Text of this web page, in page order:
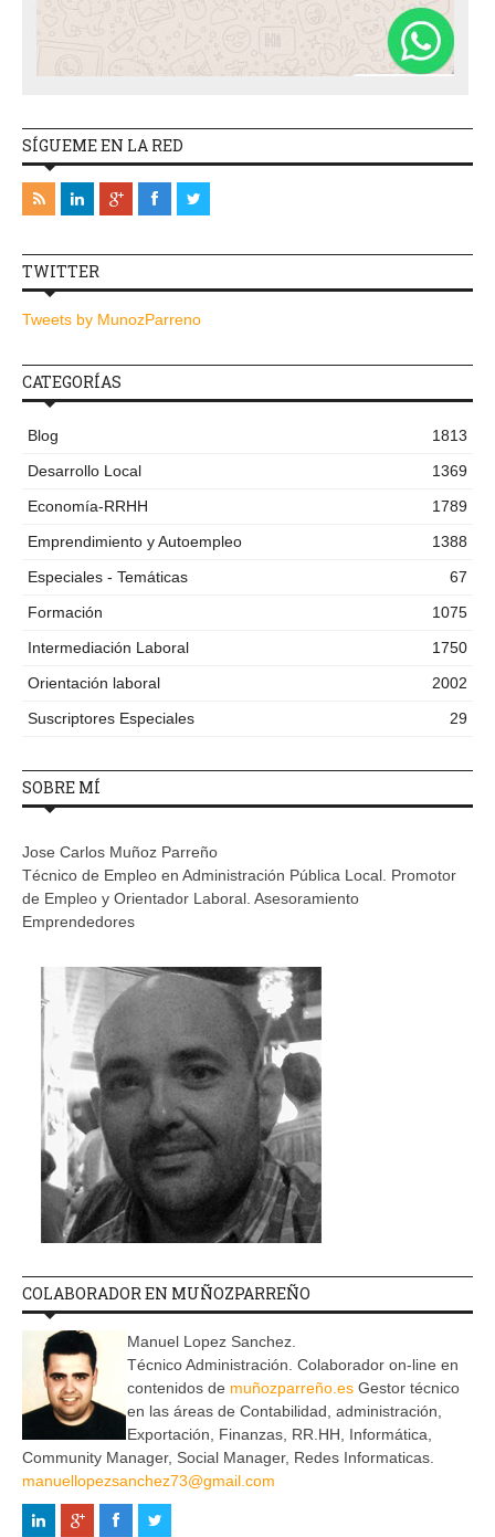
SÍGUEME EN LA RED
TWITTER
Tweets by MunozParreno
CATEGORÍAS
Blog
1813
Desarrollo Local
1369
Economía-RRHH
1789
Emprendimiento y Autoempleo
1388
Especiales - Temáticas
67
Formación
1075
Intermediación Laboral
1750
Orientación laboral
2002
Suscriptores Especiales
29
SOBRE MÍ
Jose Carlos Muñoz Parreño
Técnico de Empleo en Administración Pública Local. Promotor
de Empleo y Orientador Laboral. Asesoramiento
Emprendedores
COLABORADOR EN MUÑOZPARREÑO
Manuel Lopez Sanchez.
Técnico Administración. Colaborador on-line en
contenidos de muñozparreño.es Gestor técnico
en las áreas de Contabilidad, administración,
Exportación, Finanzas, RR.HH, Informática,
Community Manager, Social Manager, Redes Informaticas.
manuellopezsanchez73@gmail.com